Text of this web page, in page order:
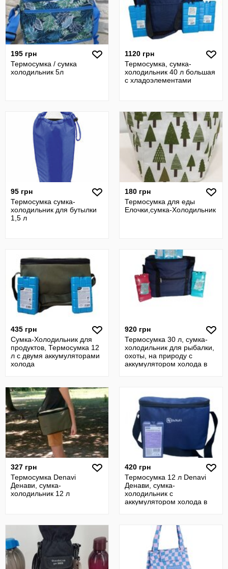
195 грн
Термосумка / сумка
холодильник 5л
1120 грн
Термосумка, сумка-
холодильник 40 л большая
с хладоэлементами
95 грн
Термосумка сумка-
холодильник для бутылки
1,5 л
180 грн
Термосумка для еды
Елочки,сумка-Холодильник
435 грн
Сумка-Холодильник для
продуктов, Термосумка 12
л с двумя аккумуляторами
холода
920 грн
Термосумка 30 л, сумка-
холодильник для рыбалки,
охоты, на природу с
аккумулятором холода в
327 грн
Термосумка Denavi
Денави, сумка-
холодильник 12 л
420 грн
Термосумка 12 л Denavi
Денави, сумка-
холодильник с
аккумулятором холода в